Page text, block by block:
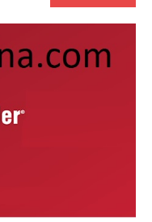
Tools